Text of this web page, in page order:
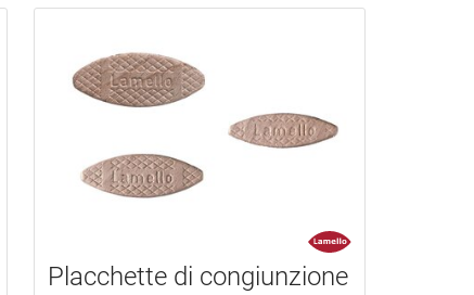
Placchette di congiunzione